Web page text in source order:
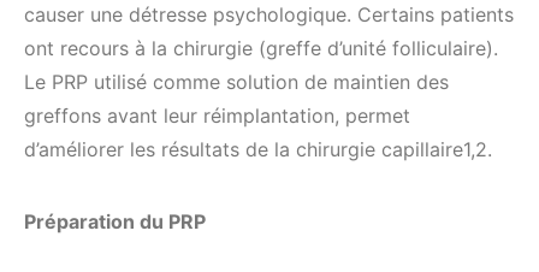
causer une détresse psychologique. Certains patients
ont recours à la chirurgie (greffe d’unité folliculaire).
Le PRP utilisé comme solution de maintien des
greffons avant leur réimplantation, permet
d’améliorer les résultats de la chirurgie capillaire1,2.
Préparation du PRP